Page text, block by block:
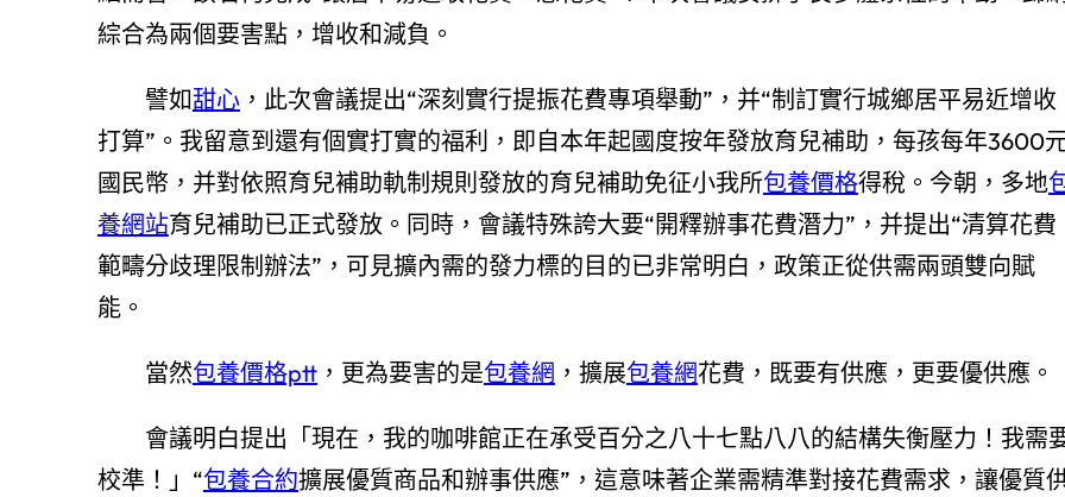
綜合為兩個要害點，增收和減負。
譬如甜心，此次會議提出“深刻實行提振花費專項舉動”，并“制訂實行城鄉居平易近增收
打算”。我留意到還有個實打實的福利，即自本年起國度按年發放育兒補助，每孩每年3600
國民幣，并對依照育兒補助軌制規則發放的育兒補助免征小我所包養價格得稅。今朝，多地
養網站育兒補助已正式發放。同時，會議特殊誇大要“開釋辦事花費潛力”，并提出“清算花費
範疇分歧理限制辦法”，可見擴內需的發力標的目的已非常明白，政策正從供需兩頭雙向賦
能。
當然包養價格ptt，更為要害的是包養網 ，擴展包養網花費，既要有供應，更要優供應。
會議明白提出「現在，我的咖啡館正在承受百分之八十七點八八的結構失衡壓力！我需
校準！」“包養合約擴展優質商品和辦事供應”，這意味著企業需精準對接花費需求，讓優質